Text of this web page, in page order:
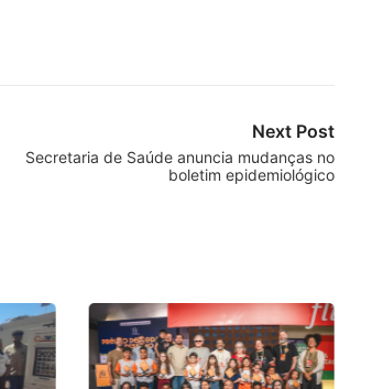
Next Post
Secretaria de Saúde anuncia mudanças no
boletim epidemiológico